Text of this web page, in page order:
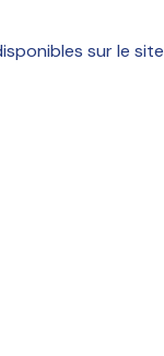
sur le site